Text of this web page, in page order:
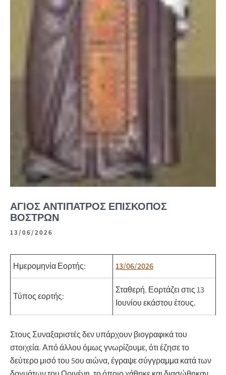
ΆΓΙΟΣ ΑΝΤΊΠΑΤΡΟΣ ΕΠΊΣΚΟΠΟΣ
ΒΌΣΤΡΩΝ
13/06/2026
Ημερομηνία Εορτής: 13/06/2026
Τύπος εορτής:
Σταθερή. Εορτάζει στις 13
Ιουνίου εκάστου έτους.
Στους Συναξαριστές δεν υπάρχουν βιογραφικά του
στοιχεία. Από άλλου όμως γνωρίζουμε, ότι έζησε το
δεύτερο μισό του 5ου αιώνα, έγραψε σύγγραμμα κατά των